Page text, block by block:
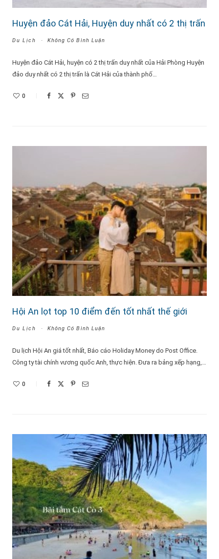
Huyện đảo Cát Hải, Huyện duy nhất có 2 thị trấn
Du Lịch Không Có Bình Luận
Huyện đảo Cát Hải, huyện có 2 thị trấn duy nhất của Hải Phòng Huyện
đảo duy nhất có 2 thị trấn là Cát Hải của thành phố…
0
Hội An lọt top 10 điểm đến tốt nhất thế giới
Du Lịch Không Có Bình Luận
Du lịch Hội An giá tốt nhất, Báo cáo Holiday Money do Post Office.
Công ty tài chính vương quốc Anh, thực hiện. Đưa ra bảng xếp hạng,…
0